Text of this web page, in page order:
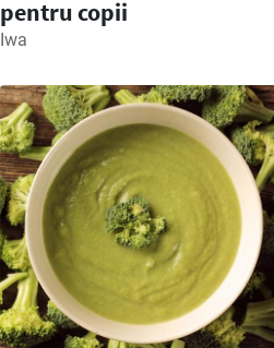
pentru copii
Iwa